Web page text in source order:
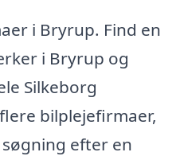
i Bryrup. Find en
i Bryrup og
Silkeborg
bilplejefirmaer,
efter en